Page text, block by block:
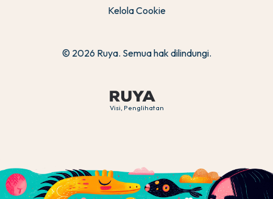
Visi, Penglihatan
Kelola Cookie
© 2026 Ruya. Semua hak dilindungi.